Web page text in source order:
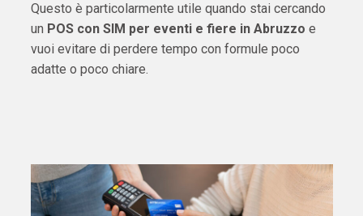
Questo è particolarmente utile quando stai cercando
un POS con SIM per eventi e fiere in Abruzzo e
vuoi evitare di perdere tempo con formule poco
adatte o poco chiare.